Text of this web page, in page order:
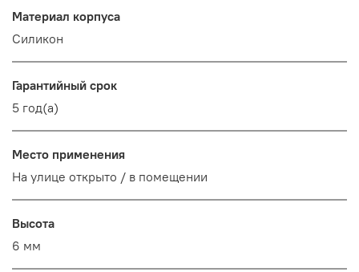
Материал корпуса
Силикон
Гарантийный срок
5 год(а)
Место применения
На улице открыто / в помещении
Высота
6 мм